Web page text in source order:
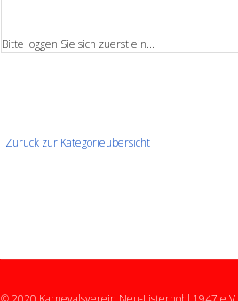
Bitte loggen Sie sich zuerst ein...
Zurück zur Kategorieübersicht